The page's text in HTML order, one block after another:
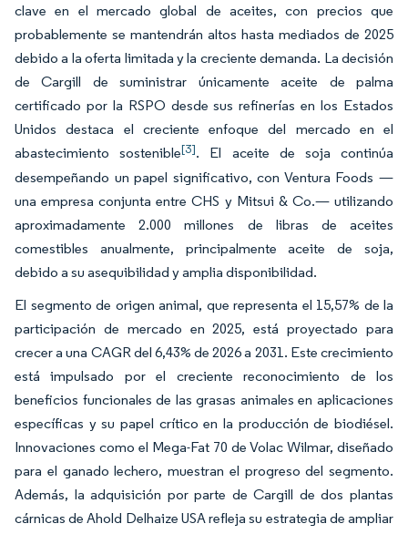
clave en el mercado global de aceites, con precios que
probablemente se mantendrán altos hasta mediados de 2025
debido a la oferta limitada y la creciente demanda. La decisión
de Cargill de suministrar únicamente aceite de palma
certificado por la RSPO desde sus refinerías en los Estados
Unidos destaca el creciente enfoque del mercado en el
abastecimiento sostenible[3]. El aceite de soja continúa
desempeñando un papel significativo, con Ventura Foods —
una empresa conjunta entre CHS y Mitsui & Co.— utilizando
aproximadamente 2.000 millones de libras de aceites
comestibles anualmente, principalmente aceite de soja,
debido a su asequibilidad y amplia disponibilidad.
El segmento de origen animal, que representa el 15,57% de la
participación de mercado en 2025, está proyectado para
crecer a una CAGR del 6,43% de 2026 a 2031. Este crecimiento
está impulsado por el creciente reconocimiento de los
beneficios funcionales de las grasas animales en aplicaciones
específicas y su papel crítico en la producción de biodiésel.
Innovaciones como el Mega-Fat 70 de Volac Wilmar, diseñado
para el ganado lechero, muestran el progreso del segmento.
Además, la adquisición por parte de Cargill de dos plantas
cárnicas de Ahold Delhaize USA refleja su estrategia de ampliar